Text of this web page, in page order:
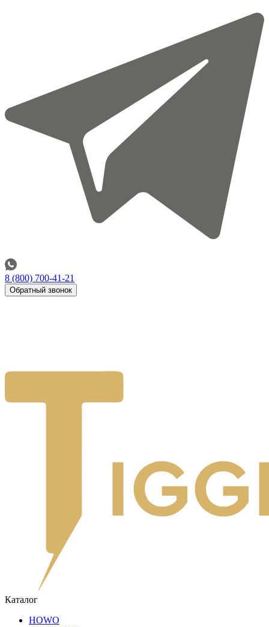
8 (800) 700-41-21
Обратный звонок
Каталог
HOWO